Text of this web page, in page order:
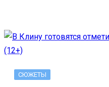
СЮЖЕТЫ